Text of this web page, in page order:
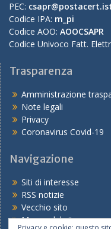
PEC:
Codice IPA: m_pi
Codice AOO: AOOCSAPR
Codice Univoco Fatt.
Trasparenza
Amministrazione
Note legali
Privacy
Coronavirus Covid-19
Navigazione
Siti di interesse
RSS notizie
Vecchio sito
Mappa del sito